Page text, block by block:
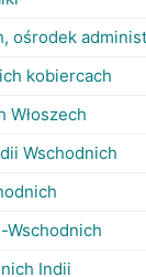
ośrodek
kobiercach
Włoszech
Wschodnich
Wschodnich
Indii